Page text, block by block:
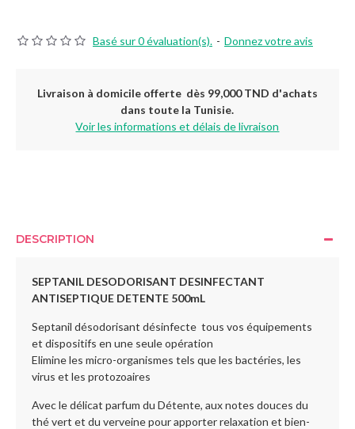
Basé sur 0 évaluation(s). - Donnez votre avis
Livraison à domicile offerte dès 99,000 TND d'achats
dans toute la Tunisie.
Voir les informations et délais de livraison
DESCRIPTION
SEPTANIL DESODORISANT DESINFECTANT
ANTISEPTIQUE DETENTE 500mL
Septanil désodorisant désinfecte tous vos équipements
et dispositifs en une seule opération
Elimine les micro-organismes tels que les bactéries, les
virus et les protozoaires
Avec le délicat parfum du Détente, aux notes douces du
thé vert et du verveine pour apporter relaxation et bien-